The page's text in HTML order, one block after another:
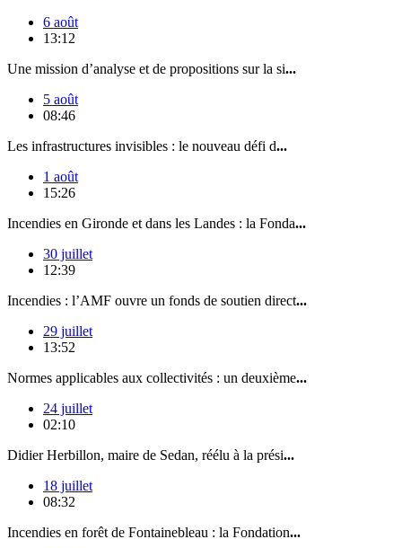
6 août
13:12
Une mission d’analyse et de propositions sur la si...
5 août
08:46
Les infrastructures invisibles : le nouveau défi d...
1 août
15:26
Incendies en Gironde et dans les Landes : la Fonda...
30 juillet
12:39
Incendies : l’AMF ouvre un fonds de soutien direct...
29 juillet
13:52
Normes applicables aux collectivités : un deuxième...
24 juillet
02:10
Didier Herbillon, maire de Sedan, réélu à la prési...
18 juillet
08:32
Incendies en forêt de Fontainebleau : la Fondation...